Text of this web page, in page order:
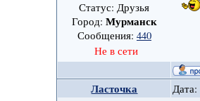
Статус: Друзья
Город: Мурманск
Сообщения: 440
Не в сети
Ласточка